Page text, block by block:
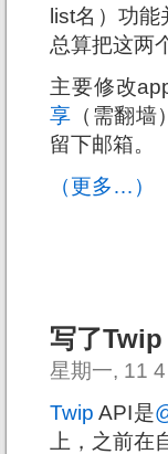
list名）功
总算把这两
主要修改
享 （需翻
留下邮箱。
（更多…）
写了
星期一, 11
Twip API是
上，之前